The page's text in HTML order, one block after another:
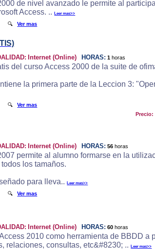
de nivel avanzado le permite al
Access. ..Leer mas>>
🔍Ver mas
Internet (Online) HORAS: 1 horas
del curso Access 2000 de la suite de
la primera parte de la Leccion 3:
🔍Ver mas
Precio:
Internet (Online) HORAS: 56 horas
permite al alumno formarse en la
los tamaños.
para lleva..Leer mas>>
🔍Ver mas
Internet (Online) HORAS: 60 horas
2010 como herramienta de BBDD a
relaciones, consultas, etc&#8230; ..Leer mas>>